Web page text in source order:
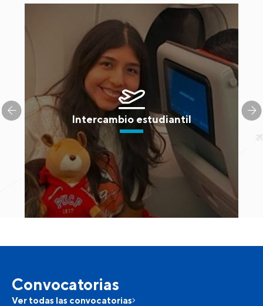
Intercambio estudiantil
Convocatorias
Ver todas las convocatorias